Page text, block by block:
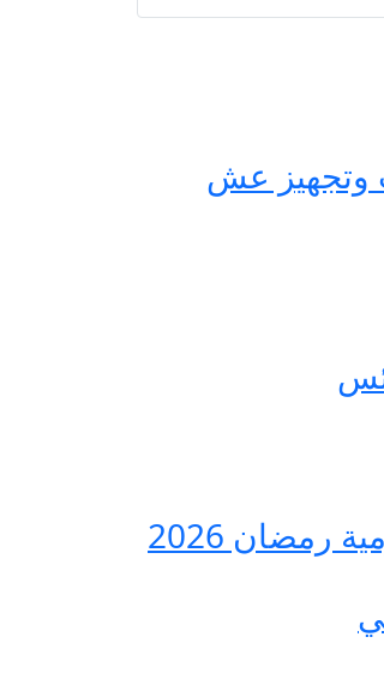
وتجهيز عش
2026